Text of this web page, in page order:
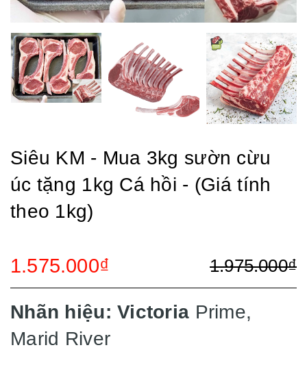
Siêu KM - Mua 3kg sườn cừu
úc tặng 1kg Cá hồi - (Giá tính
theo 1kg)
1.575.000₫ 1.975.000₫
Nhãn hiệu: Victoria Prime,
Marid River